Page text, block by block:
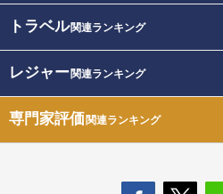
トラベル関連ランキング
レジャー関連ランキング
専門家評価関連ランキング